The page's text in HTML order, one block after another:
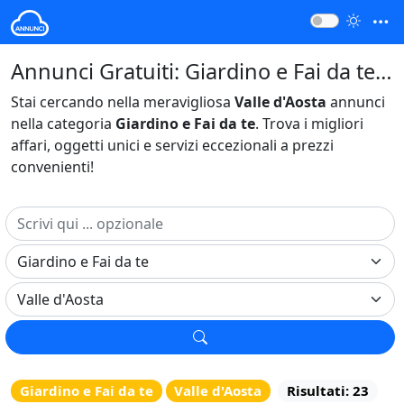
Annunci Gratuiti: Giardino e Fai da te Valle d'Aosta Italia
Stai cercando nella meravigliosa Valle d'Aosta annunci
nella categoria Giardino e Fai da te. Trova i migliori
affari, oggetti unici e servizi eccezionali a prezzi
convenienti!
Giardino e Fai da te Valle d'Aosta
Risultati: 23